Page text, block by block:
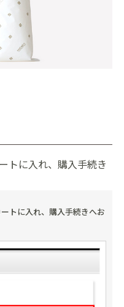
トに入れ、購入手続き
トに入れ、購入手続きへお